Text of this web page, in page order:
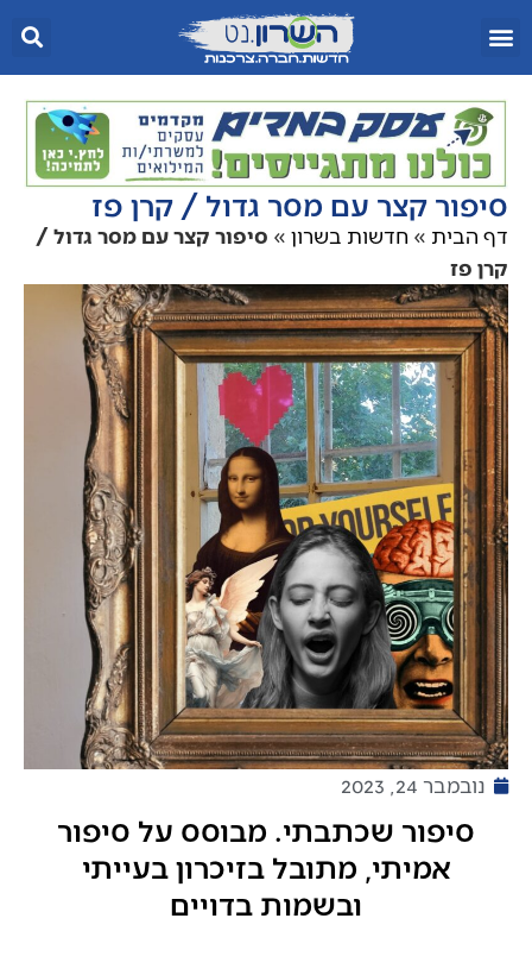
סיפור קצר עם מסר גדול / קרן פז
דף הבית » חדשות בשרון » סיפור קצר עם מסר גדול /
קרן פז
נובמבר 24, 2023
סיפור שכתבתי. מבוסס על סיפור
אמיתי, מתובל בזיכרון בעייתי
ובשמות בדויים